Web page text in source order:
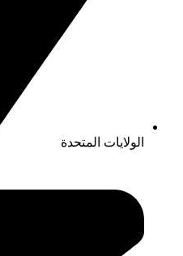
الولايات المتحدة